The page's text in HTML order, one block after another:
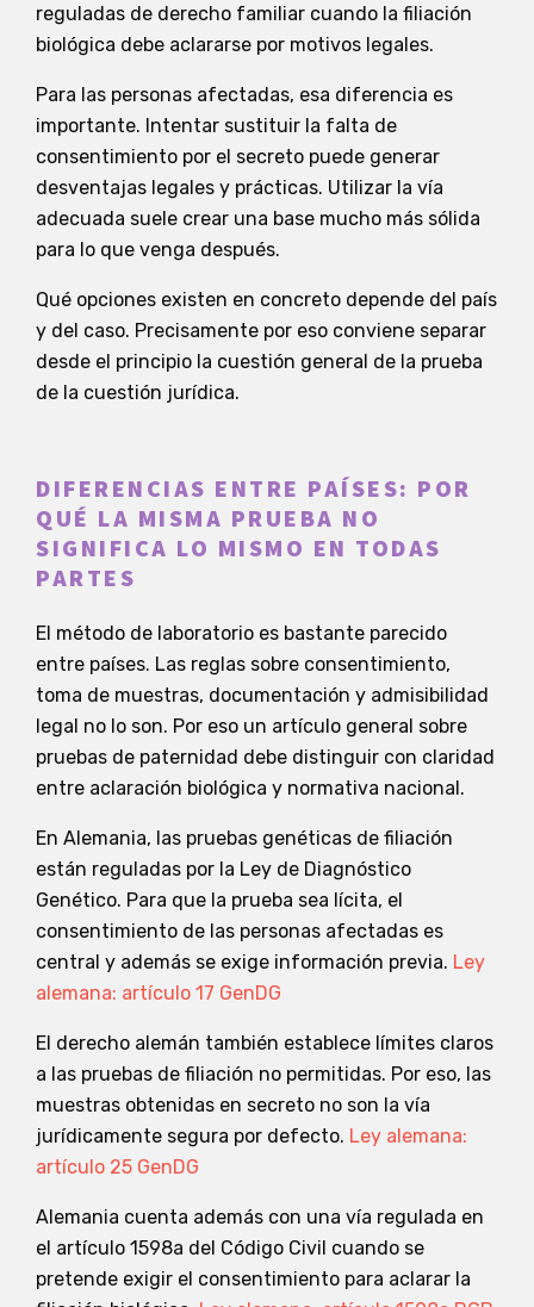
reguladas de derecho familiar cuando la filiación
biológica debe aclararse por motivos legales.
Para las personas afectadas, esa diferencia es
importante. Intentar sustituir la falta de
consentimiento por el secreto puede generar
desventajas legales y prácticas. Utilizar la vía
adecuada suele crear una base mucho más sólida
para lo que venga después.
Qué opciones existen en concreto depende del país
y del caso. Precisamente por eso conviene separar
desde el principio la cuestión general de la prueba
de la cuestión jurídica.
DIFERENCIAS ENTRE PAÍSES: POR
QUÉ LA MISMA PRUEBA NO
SIGNIFICA LO MISMO EN TODAS
PARTES
El método de laboratorio es bastante parecido
entre países. Las reglas sobre consentimiento,
toma de muestras, documentación y admisibilidad
legal no lo son. Por eso un artículo general sobre
pruebas de paternidad debe distinguir con claridad
entre aclaración biológica y normativa nacional.
En Alemania, las pruebas genéticas de filiación
están reguladas por la Ley de Diagnóstico
Genético. Para que la prueba sea lícita, el
consentimiento de las personas afectadas es
central y además se exige información previa. Ley
alemana: artículo 17 GenDG
El derecho alemán también establece límites claros
a las pruebas de filiación no permitidas. Por eso, las
muestras obtenidas en secreto no son la vía
jurídicamente segura por defecto. Ley alemana:
artículo 25 GenDG
Alemania cuenta además con una vía regulada en
el artículo 1598a del Código Civil cuando se
pretende exigir el consentimiento para aclarar la